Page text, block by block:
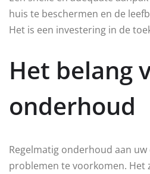
huis te beschermen en de
Het is een investering in de
Het belang
onderhoud
Regelmatig onderhoud aan
problemen te voorkomen. Het